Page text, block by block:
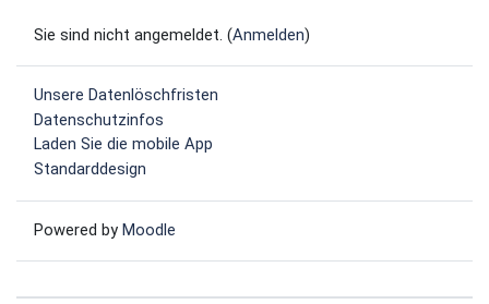
Sie sind nicht angemeldet. (Anmelden)
Unsere Datenlöschfristen
Datenschutzinfos
Laden Sie die mobile App
Standarddesign
Powered by Moodle